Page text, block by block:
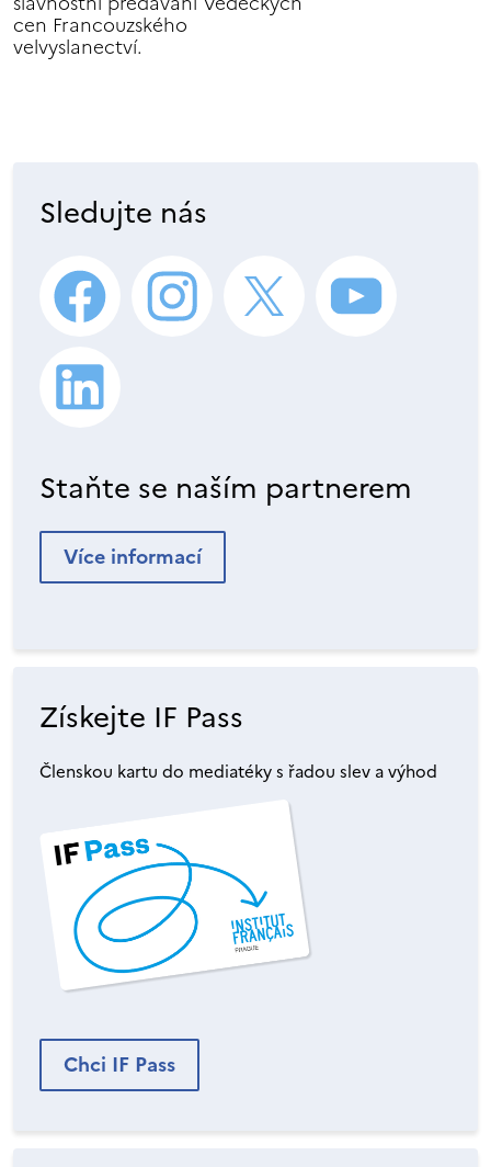
cen Francouzského
velvyslanectví.
Sledujte nás
Staňte se naším partnerem
Více informací
Získejte IF Pass
Členskou kartu do mediatéky s řadou slev a výhod
Chci IF Pass